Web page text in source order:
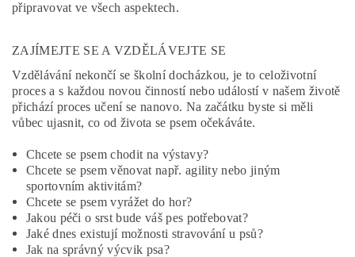
připravovat ve všech aspektech.
ZAJÍMEJTE SE A VZDĚLÁVEJTE SE
Vzdělávání nekončí se školní docházkou, je to celoživotní
proces a s každou novou činností nebo událostí v našem životě
přichází proces učení se nanovo. Na začátku byste si měli
vůbec ujasnit, co od života se psem očekáváte.
Chcete se psem chodit na výstavy?
Chcete se psem věnovat např. agility nebo jiným
sportovním aktivitám?
Chcete se psem vyrážet do hor?
Jakou péči o srst bude váš pes potřebovat?
Jaké dnes existují možnosti stravování u psů?
Jak na správný výcvik psa?